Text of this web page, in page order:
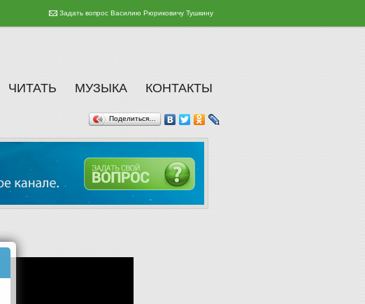
Задать вопрос Василию Рюриковичу Тушкину
ЧИТАТЬ МУЗЫКА КОНТАКТЫ
Поделиться…